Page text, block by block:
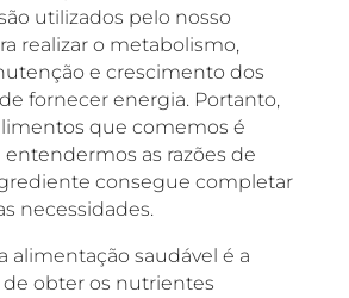
utilizados pelo nosso
realizar o metabolismo,
e crescimento dos
fornecer energia. Portanto,
que comemos é
entendermos as razões de
consegue completar
necessidades.
alimentação saudável é a
obter os nutrientes